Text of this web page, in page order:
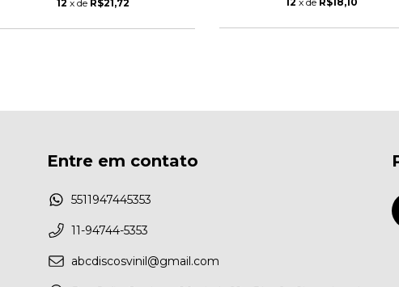
12 x de R$21,72
Entre em contato
5511947445353
11-94744-5353
abcdiscosvinil@gmail.com